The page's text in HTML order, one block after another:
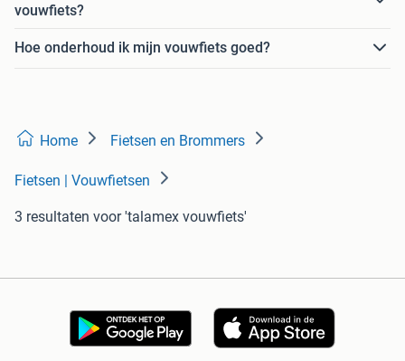
vouwfiets?
Hoe onderhoud ik mijn vouwfiets goed?
Home Fietsen en Brommers
Fietsen | Vouwfietsen
3 resultaten voor 'talamex vouwfiets'